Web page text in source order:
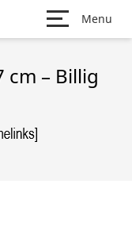
Menu
– Billig